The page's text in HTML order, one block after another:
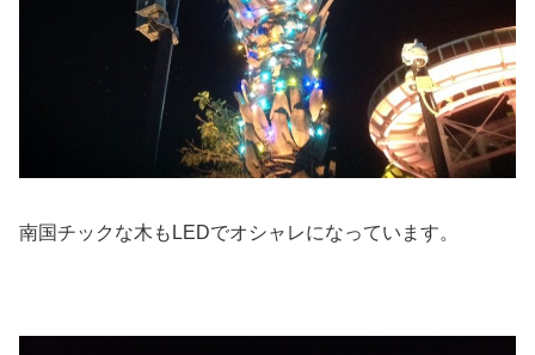
南国チックな木もLEDでオシャレになっています。